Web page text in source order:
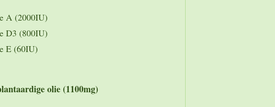
A (2000IU)
D3 (800IU)
E (60IU)
olie (1100mg)